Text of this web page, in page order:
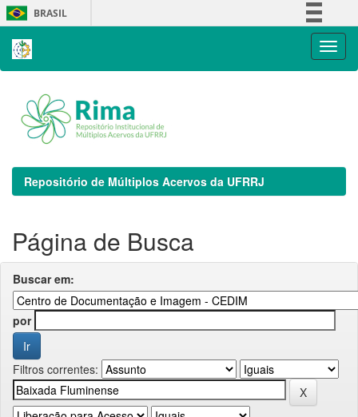
Skip
navigation
BRASIL
Repositório de Múltiplos Acervos da UFRRJ
Página de Busca
Buscar em:
por
Filtros correntes: